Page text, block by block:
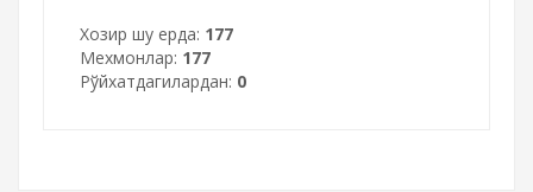
Хозир шу ерда: 177
Мехмонлар: 177
Рўйхатдагилардан: 0